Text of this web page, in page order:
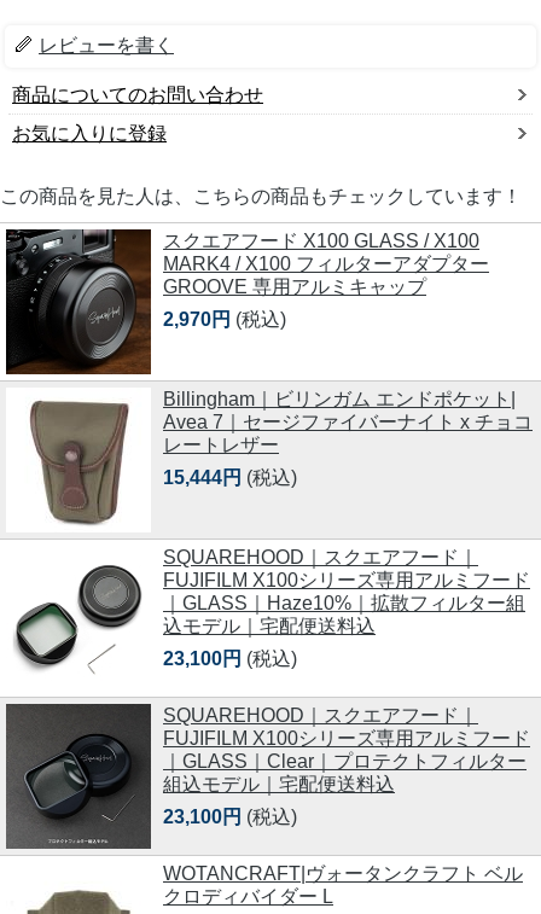
レビューを書く
商品についてのお問い合わせ
お気に入りに登録
この商品を見た人は、こちらの商品もチェックしています！
スクエアフード X100 GLASS / X100
MARK4 / X100 フィルターアダプター
GROOVE 専用アルミキャップ
2,970円 (税込)
Billingham｜ビリンガム エンドポケット|
Avea 7｜セージファイバーナイト x チョコ
レートレザー
15,444円 (税込)
SQUAREHOOD｜スクエアフード｜
FUJIFILM X100シリーズ専用アルミフード
｜GLASS｜Haze10%｜拡散フィルター組
込モデル｜宅配便送料込
23,100円 (税込)
SQUAREHOOD｜スクエアフード｜
FUJIFILM X100シリーズ専用アルミフード
｜GLASS｜Clear｜プロテクトフィルター
組込モデル｜宅配便送料込
23,100円 (税込)
WOTANCRAFT|ヴォータンクラフト ベル
クロディバイダー L